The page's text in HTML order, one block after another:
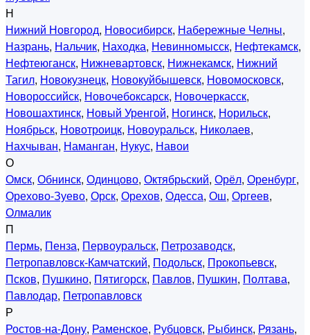
Н
Нижний Новгород, Новосибирск, Набережные Челны,
Назрань, Нальчик, Находка, Невинномысск, Нефтекамск,
Нефтеюганск, Нижневартовск, Нижнекамск, Нижний
Тагил, Новокузнецк, Новокуйбышевск, Новомосковск,
Новороссийск, Новочебоксарск, Новочеркасск,
Новошахтинск, Новый Уренгой, Ногинск, Норильск,
Ноябрьск, Новотроицк, Новоуральск, Николаев,
Нахчыван, Наманган, Нукус, Навои
О
Омск, Обнинск, Одинцово, Октябрьский, Орёл, Оренбург,
Орехово-Зуево, Орск, Орехов, Одесса, Ош, Оргеев,
Олмалик
П
Пермь, Пенза, Первоуральск, Петрозаводск,
Петропавловск-Камчатский, Подольск, Прокопьевск,
Псков, Пушкино, Пятигорск, Павлов, Пушкин, Полтава,
Павлодар, Петропавловск
Р
Ростов-на-Дону, Раменское, Рубцовск, Рыбинск, Рязань,